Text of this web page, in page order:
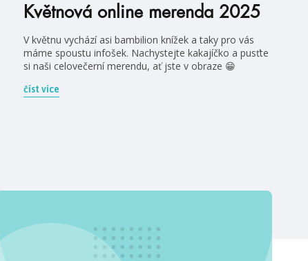
Květnová online merenda 2025
V květnu vychází asi bambilion knížek a taky pro vás
máme spoustu infošek. Nachystejte kakajíčko a pusťte
si naši celovečerní merendu, ať jste v obraze 😁
číst více